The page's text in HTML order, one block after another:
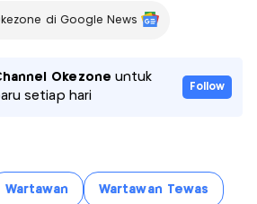
di Google News
Okezone untuk
setiap hari
Follow
Wartawan Wartawan Tewas